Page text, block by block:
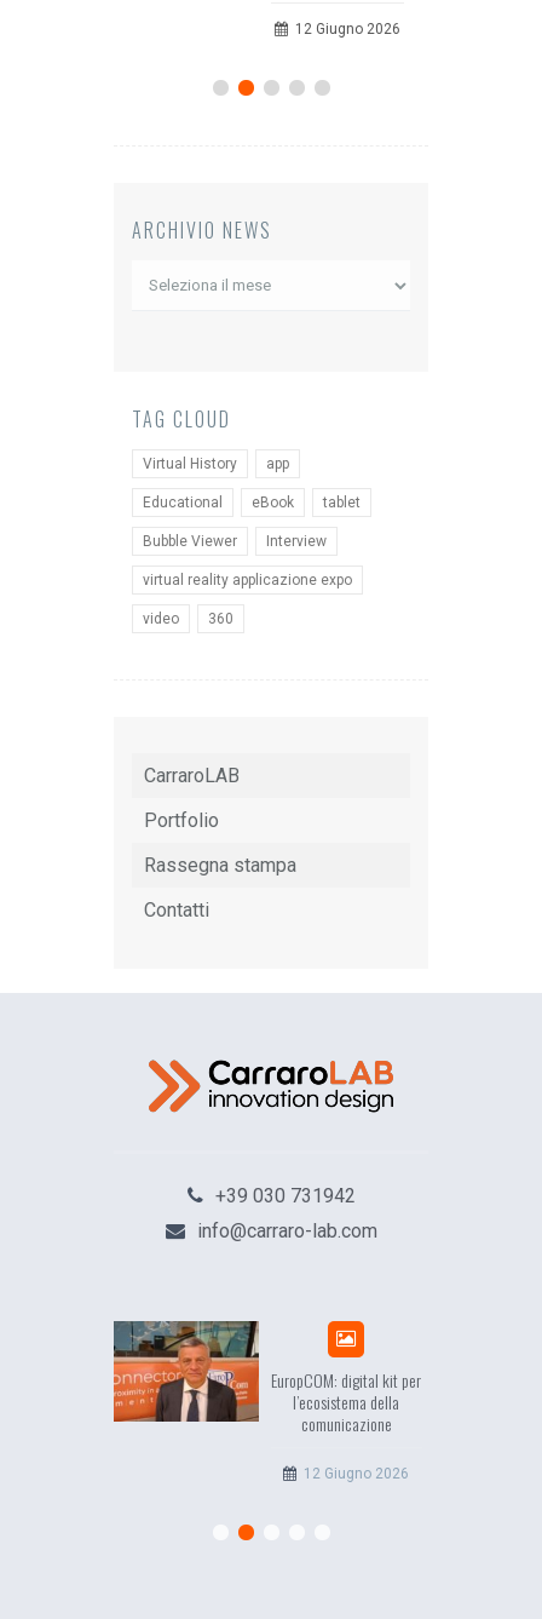
12 Giugno 2026
ARCHIVIO NEWS
Archivio
TAG CLOUD
Virtual History app
Educational eBook tablet
Bubble Viewer Interview
virtual reality applicazione expo
video 360
CarraroLAB
Portfolio
Rassegna stampa
Contatti
+39 030 731942
info@carraro-lab.com
EuropCOM: digital kit per
l’ecosistema della
comunicazione
12 Giugno 2026